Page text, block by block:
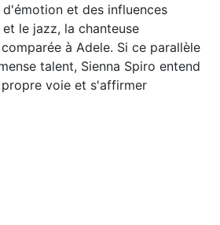
et des influences
le jazz, la chanteuse
à Adele. Si ce parallèle
talent, Sienna Spiro entend
voie et s'affirmer